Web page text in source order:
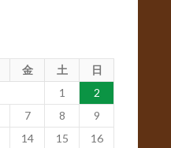
金 土
日
1
2
7 8
9
14 15
16